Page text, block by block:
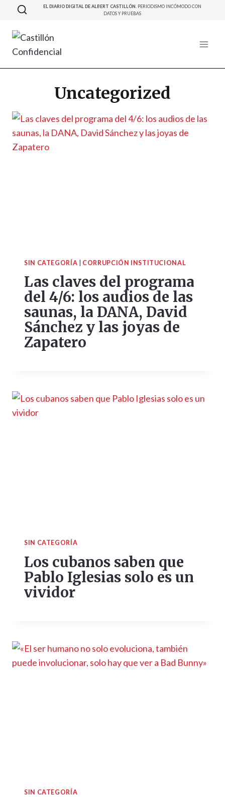
Saltar
contenido
EL DIARIO DIGITAL DE ALBERT CASTILLÓN. PERIODISMO INCÓMODO CON
DATOS Y PRUEBAS
Uncategorized
SIN CATEGORÍA CORRUPCIÓN INSTITUCIONAL
Las claves del programa
del 4/6: los audios de las
saunas, la DANA, David
Sánchez y las joyas de
Zapatero
SIN CATEGORÍA
Los cubanos saben que
Pablo Iglesias solo es un
vividor
SIN CATEGORÍA